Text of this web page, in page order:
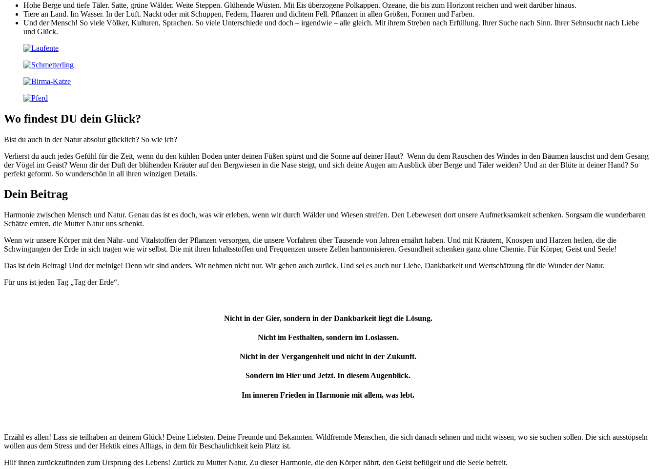
Hohe Berge und tiefe Täler. Satte, grüne Wälder. Weite Steppen. Glühende Wüsten. Mit Eis überzogene Polkappen. Ozeane, die bis zum Horizont reichen und weit darüber hinaus.
Tiere an Land. Im Wasser. In der Luft. Nackt oder mit Schuppen, Federn, Haaren und dichtem Fell. Pflanzen in allen Größen, Formen und Farben.
Und der Mensch! So viele Völker, Kulturen, Sprachen. So viele Unterschiede und doch – irgendwie – alle gleich. Mit ihrem Streben nach Erfüllung. Ihrer Suche nach Sinn. Ihrer Sehnsucht nach Liebe
und Glück.
Wo findest DU dein Glück?
Bist du auch in der Natur absolut glücklich? So wie ich?
Verlierst du auch jedes Gefühl für die Zeit, wenn du den kühlen Boden unter deinen Füßen spürst und die Sonne auf deiner Haut? Wenn du dem Rauschen des Windes in den Bäumen lauschst und dem Gesang
der Vögel im Geäst? Wenn dir der Duft der blühenden Kräuter auf den Bergwiesen in die Nase steigt, und sich deine Augen am Ausblick über Berge und Täler weiden? Und an der Blüte in deiner Hand? So
perfekt geformt. So wunderschön in all ihren winzigen Details.
Dein Beitrag
Harmonie zwischen Mensch und Natur. Genau das ist es doch, was wir erleben, wenn wir durch Wälder und Wiesen streifen. Den Lebewesen dort unsere Aufmerksamkeit schenken. Sorgsam die wunderbaren
Schätze ernten, die Mutter Natur uns schenkt.
Wenn wir unsere Körper mit den Nähr- und Vitalstoffen der Pflanzen versorgen, die unsere Vorfahren über Tausende von Jahren ernährt haben. Und mit Kräutern, Knospen und Harzen heilen, die die
Schwingungen der Erde in sich tragen wie wir selbst. Die mit ihren Inhaltsstoffen und Frequenzen unsere Zellen harmonisieren. Gesundheit schenken ganz ohne Chemie. Für Körper, Geist und Seele!
Das ist dein Beitrag! Und der meinige! Denn wir sind anders. Wir nehmen nicht nur. Wir geben auch zurück. Und sei es auch nur Liebe, Dankbarkeit und Wertschätzung für die Wunder der Natur.
Für uns ist jeden Tag „Tag der Erde“.
Nicht in der Gier, sondern in der Dankbarkeit liegt die Lösung.
Nicht im Festhalten, sondern im Loslassen.
Nicht in der Vergangenheit und nicht in der Zukunft.
Sondern im Hier und Jetzt. In diesem Augenblick.
Im inneren Frieden in Harmonie mit allem, was lebt.
Erzähl es allen! Lass sie teilhaben an deinem Glück! Deine Liebsten. Deine Freunde und Bekannten. Wildfremde Menschen, die sich danach sehnen und nicht wissen, wo sie suchen sollen. Die sich ausstöpseln
wollen aus dem Stress und der Hektik eines Alltags, in dem für Beschaulichkeit kein Platz ist.
Hilf ihnen zurückzufinden zum Ursprung des Lebens! Zurück zu Mutter Natur. Zu dieser Harmonie, die den Körper nährt, den Geist beflügelt und die Seele befreit.